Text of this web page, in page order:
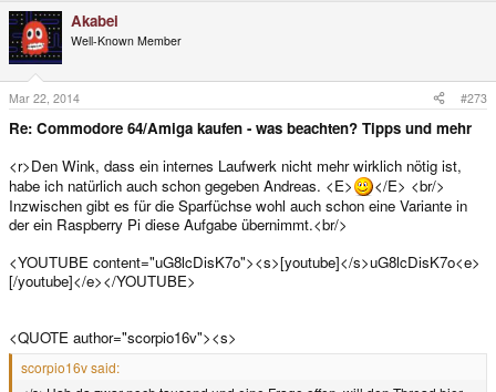
Akabei
Well-Known Member
Mar 22, 2014 #273
Re: Commodore 64/Amiga kaufen - was beachten? Tipps und mehr
<r>Den Wink, dass ein internes Laufwerk nicht mehr wirklich nötig ist,
habe ich natürlich auch schon gegeben Andreas. <E>
</E> <br/>
Inzwischen gibt es für die Sparfüchse wohl auch schon eine Variante in
der ein Raspberry Pi diese Aufgabe übernimmt.<br/>
<YOUTUBE content="uG8lcDisK7o"><s>[youtube]</s>uG8lcDisK7o<e>
[/youtube]</e></YOUTUBE>
<QUOTE author="scorpio16v"><s>
scorpio16v said: